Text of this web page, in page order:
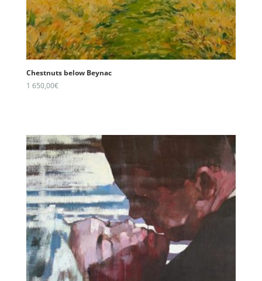
Chestnuts below Beynac
1 650,00€